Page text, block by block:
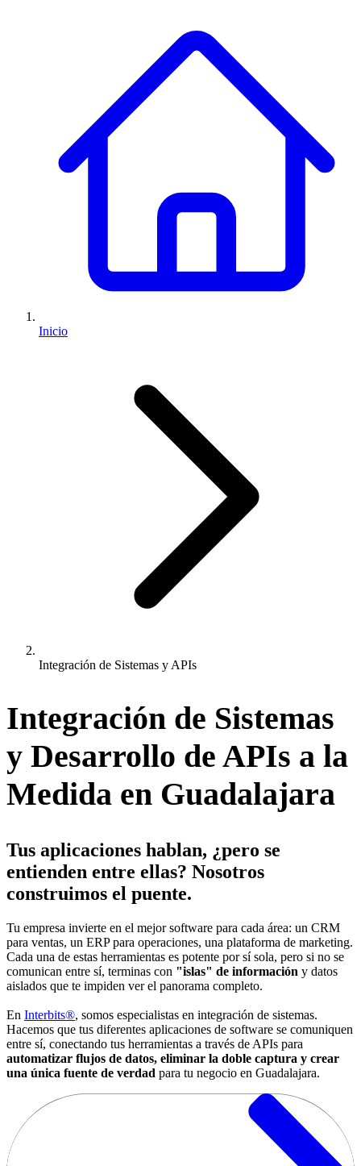
Inicio
Integración de Sistemas y APIs
Integración de Sistemas
y Desarrollo de APIs a la
Medida en Guadalajara
Tus aplicaciones hablan, ¿pero se
entienden entre ellas? Nosotros
construimos el puente.
Tu empresa invierte en el mejor software para cada área: un CRM
para ventas, un ERP para operaciones, una plataforma de marketing.
Cada una de estas herramientas es potente por sí sola, pero si no se
comunican entre sí, terminas con "islas" de información y datos
aislados que te impiden ver el panorama completo.
En Interbits®, somos especialistas en integración de sistemas.
Hacemos que tus diferentes aplicaciones de software se comuniquen
entre sí, conectando tus herramientas a través de APIs para
automatizar flujos de datos, eliminar la doble captura y crear
una única fuente de verdad para tu negocio en Guadalajara.